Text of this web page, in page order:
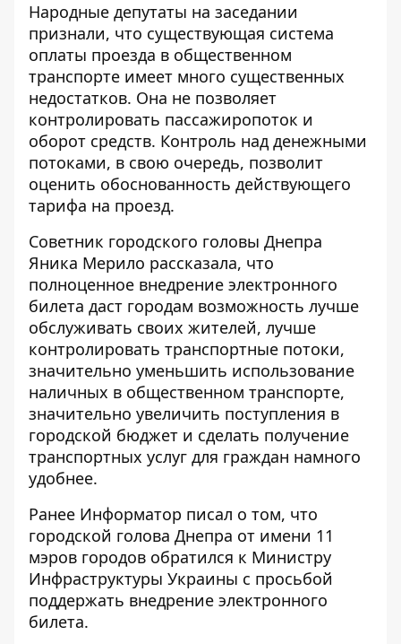
Народные депутаты на заседании
признали, что существующая система
оплаты проезда в общественном
транспорте имеет много существенных
недостатков. Она не позволяет
контролировать пассажиропоток и
оборот средств. Контроль над денежными
потоками, в свою очередь, позволит
оценить обоснованность действующего
тарифа на проезд.
Советник городского головы Днепра
Яника Мерило рассказала, что
полноценное внедрение электронного
билета даст городам возможность лучше
обслуживать своих жителей, лучше
контролировать транспортные потоки,
значительно уменьшить использование
наличных в общественном транспорте,
значительно увеличить поступления в
городской бюджет и сделать получение
транспортных услуг для граждан намного
удобнее.
Ранее Информатор писал о том, что
городской голова Днепра от имени 11
мэров городов обратился к Министру
Инфраструктуры Украины с просьбой
поддержать внедрение электронного
билета.